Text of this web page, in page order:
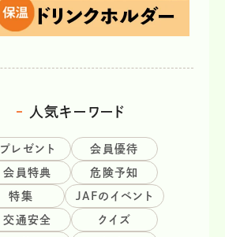
人気キーワード
プレゼント 会員優待
会員特典 危険予知
特集 JAFのイベント
交通安全 クイズ